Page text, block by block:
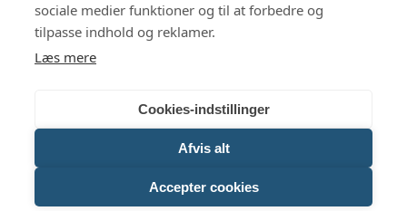
ISO 9001 Certificeret
sociale medier funktioner og til at forbedre og
tilpasse indhold og reklamer.
Læs mere
Cookies-indstillinger
Afvis alt
Accepter cookies